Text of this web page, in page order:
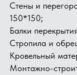
Стены и
150*150;
Балки
​Стропила и
Кровельный
Монтажно-